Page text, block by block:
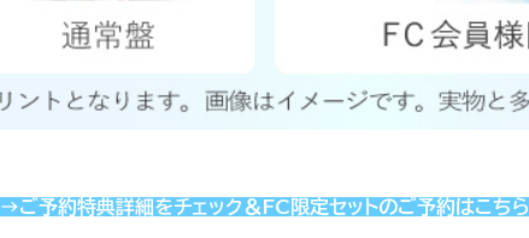
→ご予約特典詳細をチェック＆FC限定セットのご予約はこちら